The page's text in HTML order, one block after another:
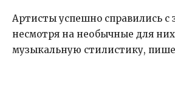
Артисты успешно справились с
несмотря на необычные для
музыкальную стилистику,